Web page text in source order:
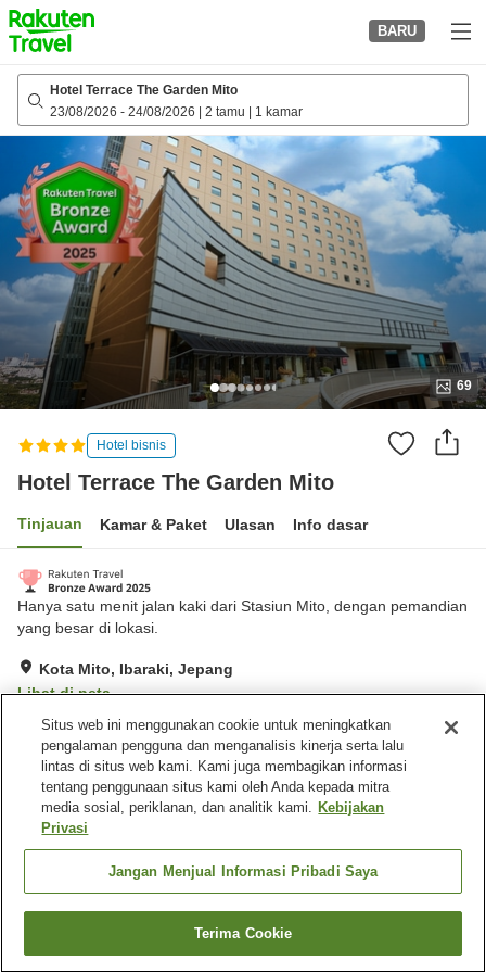
to
top
page
BARU
Hotel Terrace The Garden Mito
23/08/2026 - 24/08/2026 2 tamu 1 kamar
69
Hotel bisnis
Hotel Terrace The Garden Mito
Tinjauan Kamar & Paket Ulasan Info dasar
Hanya satu menit jalan kaki dari Stasiun Mito, dengan pemandian
yang besar di lokasi.
Kota Mito, Ibaraki, Jepang
Lihat di peta
Sangat baik Ulasan: 337
Fasilitas properti
Tempat parkir
Beranda Jepang Ibaraki
Kota Mito
Cari kamar
Situs web ini menggunakan cookie untuk meningkatkan
pengalaman pengguna dan menganalisis kinerja serta lalu
lintas di situs web kami. Kami juga membagikan informasi
tentang penggunaan situs kami oleh Anda kepada mitra
media sosial, periklanan, dan analitik kami. Kebijakan
Privasi
Jangan Menjual Informasi Pribadi Saya
Terima Cookie